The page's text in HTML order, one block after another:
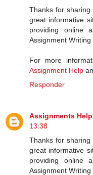
Thanks for
great informative
providing online
Assignment
For more
Assignment Help
Responder
Assignments
13:38
Thanks for
great informative
providing online
Assignment